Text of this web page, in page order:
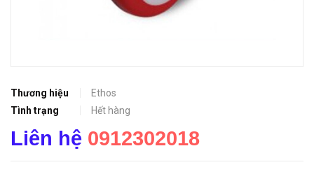
Thương hiệu
Ethos
Tình trạng
Hết hàng
Liên hệ 0912302018